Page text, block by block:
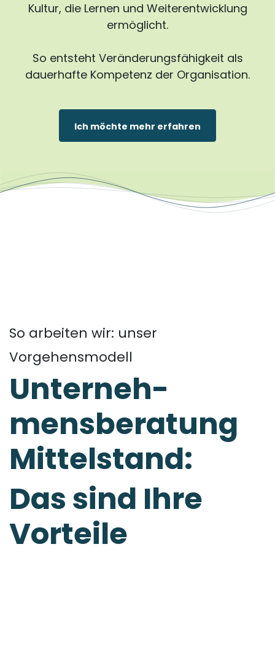
Kultur, die Lernen und Weiterentwicklung
ermöglicht.
So entsteht Veränderungsfähigkeit als
dauerhafte Kompetenz der Organisation.
Ich möchte mehr erfahren
So arbeiten wir: unser
Vorgehensmodell
Unterneh­
mensberat­ung
Mittelstand:
Das sind Ihre
Vorteile